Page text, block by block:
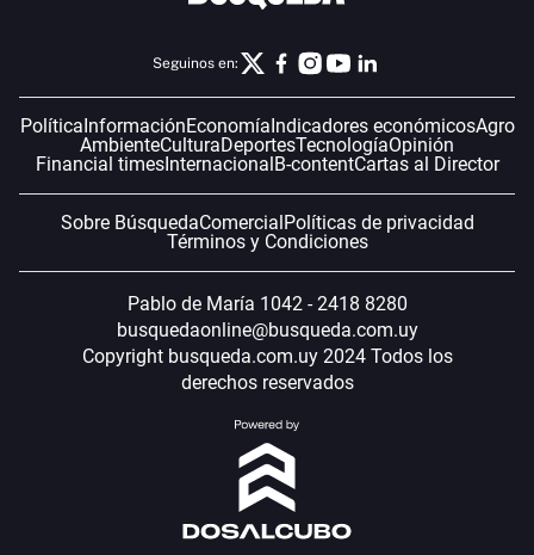
Seguinos en:
PolíticaInformaciónEconomíaIndicadores económicosAgro
AmbienteCulturaDeportesTecnologíaOpinión
Financial timesInternacionalB-contentCartas al Director
Sobre BúsquedaComercialPolíticas de privacidad
Términos y Condiciones
Pablo de María 1042 - 2418 8280
busquedaonline@busqueda.com.uy
Copyright busqueda.com.uy 2024 Todos los
derechos reservados